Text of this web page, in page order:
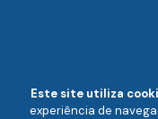
Av. Paulista,
CEP 01310-
Este site utiliza
experiência de